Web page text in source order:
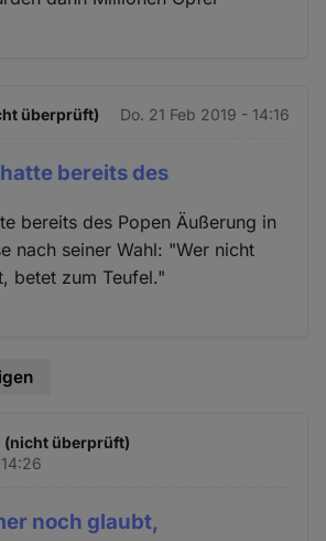
überprüft) Do. 21 Feb 2019 - 14:16
bereits des
bereits des Popen Äußerung in
nach seiner Wahl: "Wer nicht
betet zum Teufel."
(nicht überprüft)
noch glaubt,